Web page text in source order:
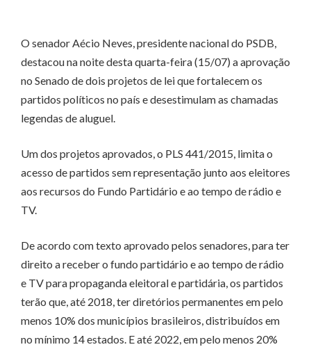
O senador Aécio Neves, presidente nacional do PSDB,
destacou na noite desta quarta-feira (15/07) a aprovação
no Senado de dois projetos de lei que fortalecem os
partidos políticos no país e desestimulam as chamadas
legendas de aluguel.
Um dos projetos aprovados, o PLS 441/2015, limita o
acesso de partidos sem representação junto aos eleitores
aos recursos do Fundo Partidário e ao tempo de rádio e
TV.
De acordo com texto aprovado pelos senadores, para ter
direito a receber o fundo partidário e ao tempo de rádio
e TV para propaganda eleitoral e partidária, os partidos
terão que, até 2018, ter diretórios permanentes em pelo
menos 10% dos municípios brasileiros, distribuídos em
no mínimo 14 estados. E até 2022, em pelo menos 20%